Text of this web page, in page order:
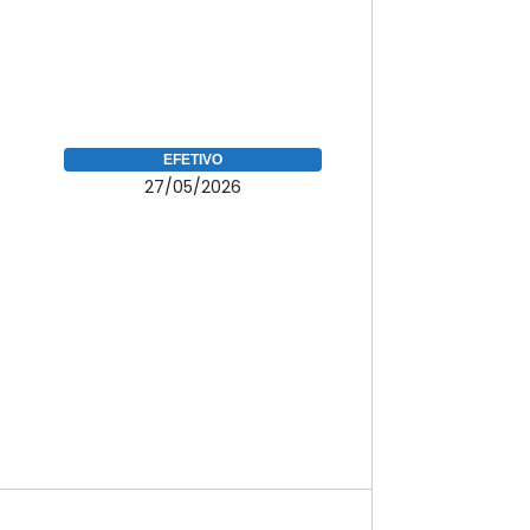
EFETIVO
27/05/2026